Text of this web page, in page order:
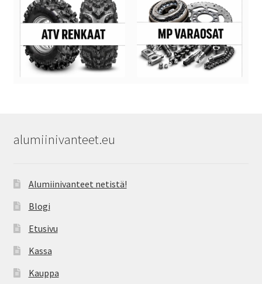
alumiinivanteet.eu
Alumiinivanteet netistä!
Blogi
Etusivu
Kassa
Kauppa